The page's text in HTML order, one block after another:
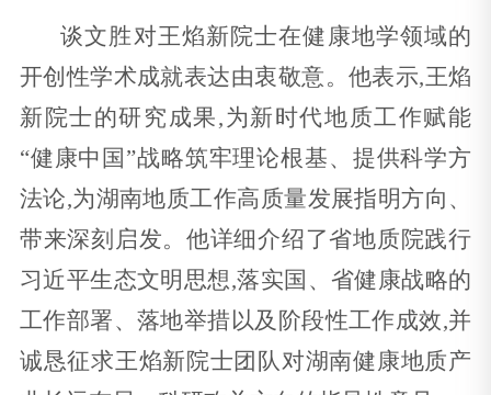
谈文胜对王焰新院士在健康地学领域的
开创性学术成就表达由衷敬意。他表示,王焰
新院士的研究成果,为新时代地质工作赋能
“健康中国”战略筑牢理论根基、提供科学方
法论,为湖南地质工作高质量发展指明方向、
带来深刻启发。他详细介绍了省地质院践行
习近平生态文明思想,落实国、省健康战略的
工作部署、落地举措以及阶段性工作成效,并
诚恳征求王焰新院士团队对湖南健康地质产